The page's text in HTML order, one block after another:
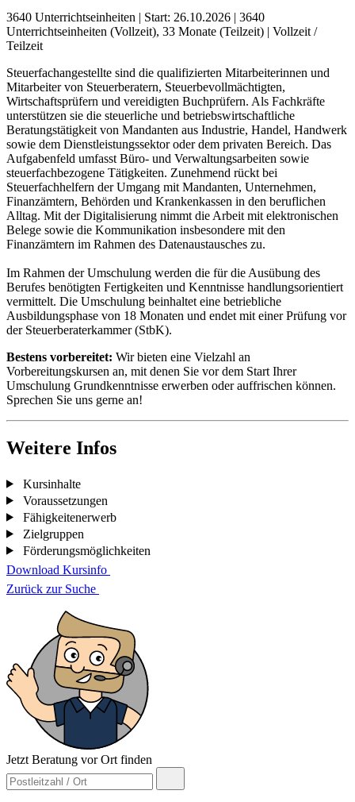
3640 Unterrichtseinheiten | Start: 26.10.2026 | 3640
Unterrichtseinheiten (Vollzeit), 33 Monate (Teilzeit) | Vollzeit /
Teilzeit
Steuerfachangestellte sind die qualifizierten Mitarbeiterinnen und
Mitarbeiter von Steuerberatern, Steuerbevollmächtigten,
Wirtschaftsprüfern und vereidigten Buchprüfern. Als Fachkräfte
unterstützen sie die steuerliche und betriebswirtschaftliche
Beratungstätigkeit von Mandanten aus Industrie, Handel, Handwerk
sowie dem Dienstleistungssektor oder dem privaten Bereich. Das
Aufgabenfeld umfasst Büro- und Verwaltungsarbeiten sowie
steuerfachbezogene Tätigkeiten. Zunehmend rückt bei
Steuerfachhelfern der Umgang mit Mandanten, Unternehmen,
Finanzämtern, Behörden und Krankenkassen in den beruflichen
Alltag. Mit der Digitalisierung nimmt die Arbeit mit elektronischen
Belege sowie die Kommunikation insbesondere mit den
Finanzämtern im Rahmen des Datenaustausches zu.
Im Rahmen der Umschulung werden die für die Ausübung des
Berufes benötigten Fertigkeiten und Kenntnisse handlungsorientiert
vermittelt. Die Umschulung beinhaltet eine betriebliche
Ausbildungsphase von 18 Monaten und endet mit einer Prüfung vor
der Steuerberaterkammer (StbK).
Bestens vorbereitet: Wir bieten eine Vielzahl an
Vorbereitungskursen an, mit denen Sie vor dem Start Ihrer
Umschulung Grundkenntnisse erwerben oder auffrischen können.
Sprechen Sie uns gerne an!
Weitere Infos
Kursinhalte
Voraussetzungen
Fähigkeitenerwerb
Zielgruppen
Förderungsmöglichkeiten
Download Kursinfo
Zurück zur Suche
Jetzt Beratung vor Ort finden